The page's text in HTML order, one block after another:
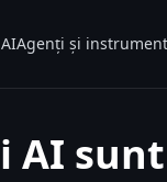
Agenți și
AI